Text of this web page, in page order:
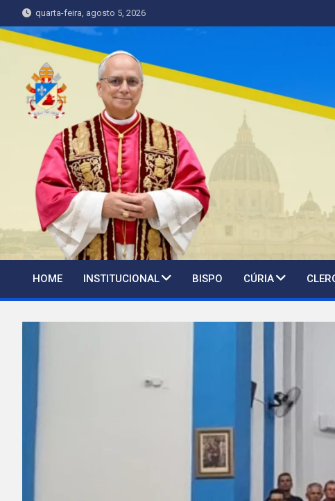
to
content
quarta-feira, agosto 5, 2026
HOME INSTITUCIONAL BISPO CÚRIA